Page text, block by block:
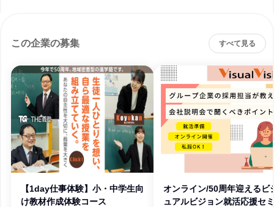
この企業の募集 すべて見る
【1day仕事体験】小・中学生向
け教材作成体験コース
オンライン/50周年迎えるビ
ュアルビジョン就活応援セ